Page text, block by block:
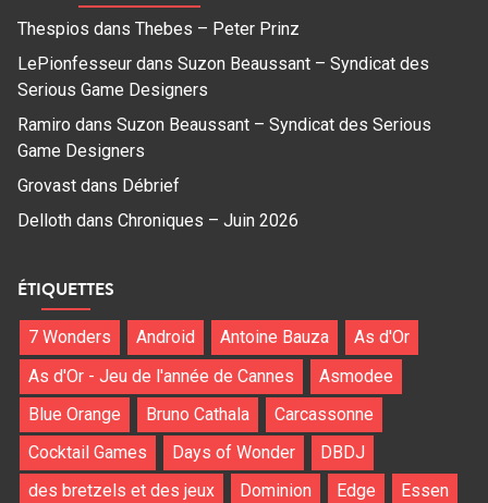
Thespios dans Thebes – Peter Prinz
LePionfesseur dans Suzon Beaussant – Syndicat des
Serious Game Designers
Ramiro dans Suzon Beaussant – Syndicat des Serious
Game Designers
Grovast dans Débrief
Delloth dans Chroniques – Juin 2026
ÉTIQUETTES
7 Wonders Android Antoine Bauza
As d'Or
As d'Or - Jeu de l'année de Cannes
Asmodee
Blue Orange
Bruno Cathala
Carcassonne
Cocktail Games
Days of Wonder
DBDJ
des bretzels et des jeux
Dominion Edge
Essen